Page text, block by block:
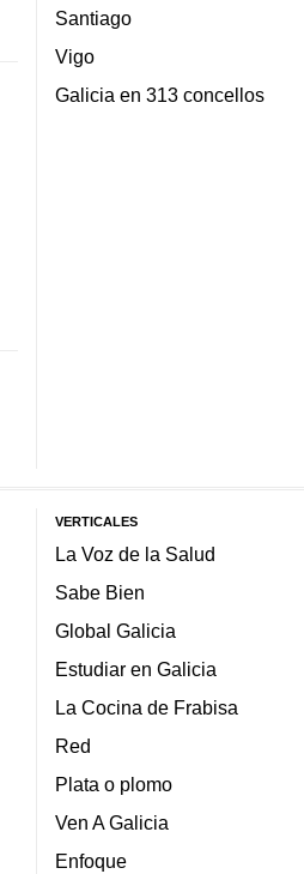
Santiago
Vigo
Galicia en 313 concellos
VERTICALES
La Voz de la Salud
Sabe Bien
Global Galicia
Estudiar en Galicia
La Cocina de Frabisa
Red
Plata o plomo
Ven A Galicia
Enfoque